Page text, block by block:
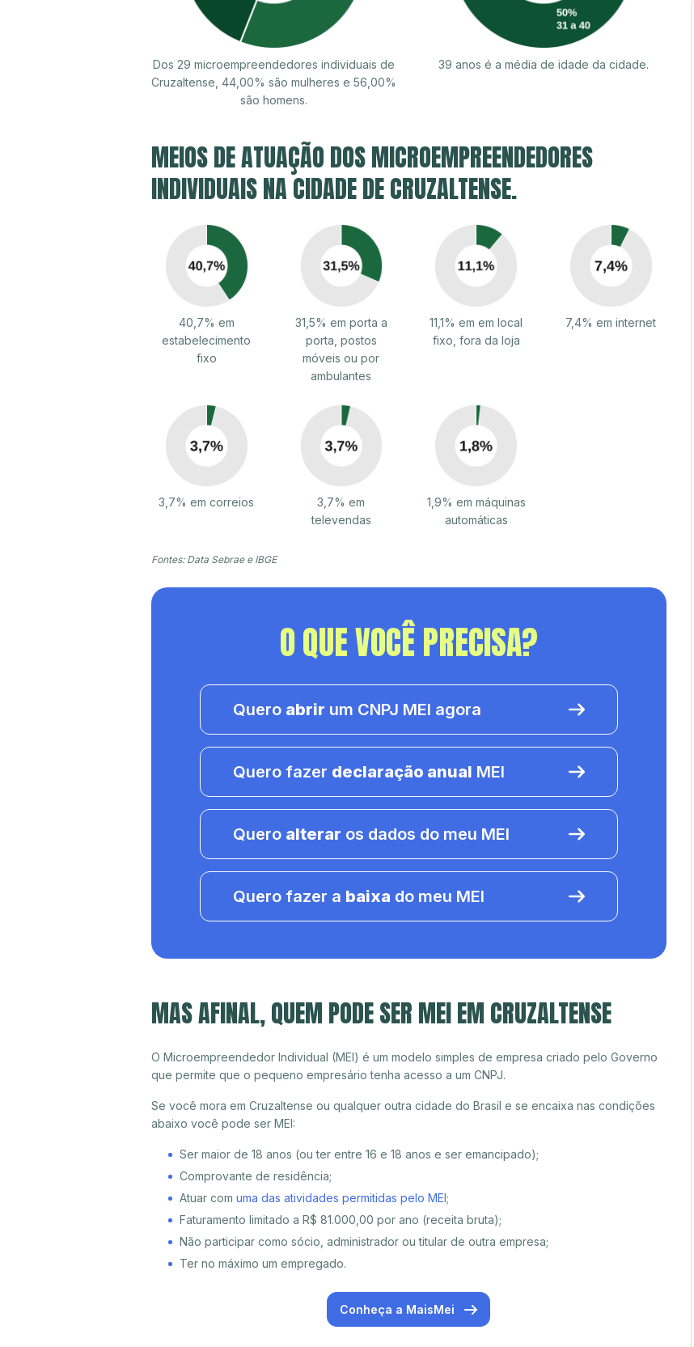
Dos 29 microempreendedores individuais de
Cruzaltense, 44,00% são mulheres e 56,00%
são homens.
39 anos é a média de idade da cidade.
MEIOS DE ATUAÇÃO DOS MICROEMPREENDEDORES
INDIVIDUAIS NA CIDADE DE CRUZALTENSE.
40,7% em
estabelecimento
fixo
31,5% em porta a
porta, postos
móveis ou por
ambulantes
11,1% em em local
fixo, fora da loja
7,4% em internet
3,7% em correios
3,7% em
televendas
1,9% em máquinas
automáticas
Fontes: Data Sebrae e IBGE
O QUE VOCÊ PRECISA?
Quero abrir um CNPJ MEI agora
Quero fazer declaração anual MEI
Quero alterar os dados do meu MEI
Quero fazer a baixa do meu MEI
MAS AFINAL, QUEM PODE SER MEI EM CRUZALTENSE
O Microempreendedor Individual (MEI) é um modelo simples de empresa criado pelo Governo
que permite que o pequeno empresário tenha acesso a um CNPJ.
Se você mora em Cruzaltense ou qualquer outra cidade do Brasil e se encaixa nas condições
abaixo você pode ser MEI:
Ser maior de 18 anos (ou ter entre 16 e 18 anos e ser emancipado);
Comprovante de residência;
Atuar com uma das atividades permitidas pelo MEI;
Faturamento limitado a R$ 81.000,00 por ano (receita bruta);
Não participar como sócio, administrador ou titular de outra empresa;
Ter no máximo um empregado.
Conheça a MaisMei